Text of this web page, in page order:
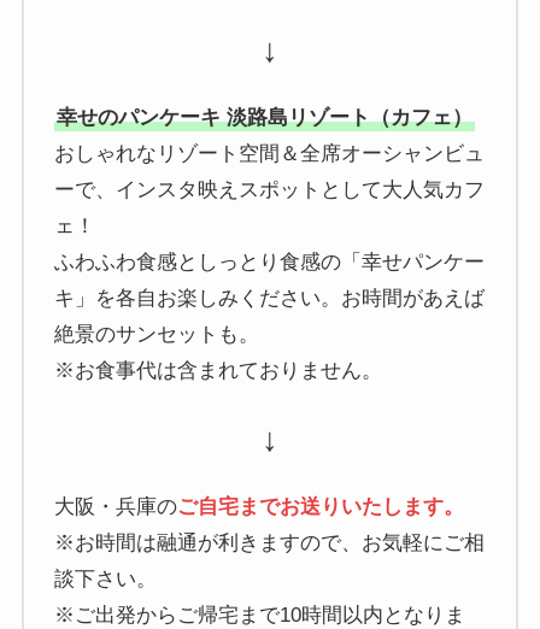
↓
幸せのパンケーキ 淡路島リゾート（カフェ）
おしゃれなリゾート空間＆全席オーシャンビュ
ーで、インスタ映えスポットとして大人気カフ
ェ！
ふわふわ食感としっとり食感の「幸せパンケー
キ」を各自お楽しみください。お時間があえば
絶景のサンセットも。
※お食事代は含まれておりません。
↓
大阪・兵庫のご自宅までお送りいたします。
※お時間は融通が利きますので、お気軽にご相
談下さい。
※ご出発からご帰宅まで10時間以内となりま